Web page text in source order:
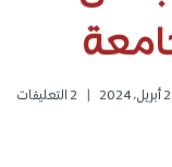
2024 2 التعليقات